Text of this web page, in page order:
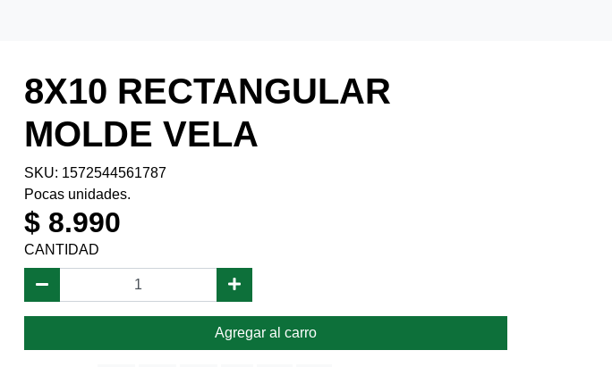
8X10 RECTANGULAR
MOLDE VELA
SKU: 1572544561787
Pocas unidades.
$ 8.990
CANTIDAD
Agregar al carro